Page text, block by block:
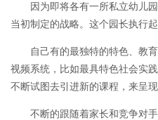
因为即将各有一所私立幼儿园
当初制定的战略。这个园长执行起
自己有的最独特的特色、教育
视频系统，比如最具特色社会实
不断试图去引进新的课程，来呈现
不断的跟随着家长和竞争对手